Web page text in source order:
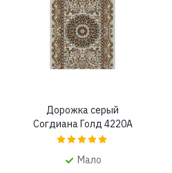
Дорожка серый
Согдиана Голд 4220A
Мало